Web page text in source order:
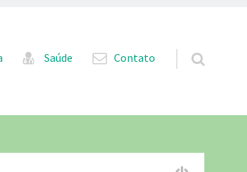
o conteúdo
Saúde Contato